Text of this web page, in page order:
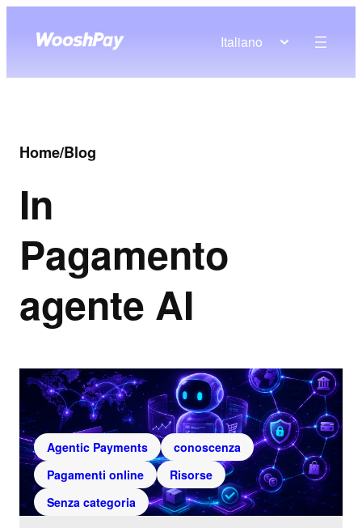
Italiano
Home/Blog
In
Pagamento
agente AI
Agentic Payments
conoscenza
Pagamenti online
Risorse
Senza categoria